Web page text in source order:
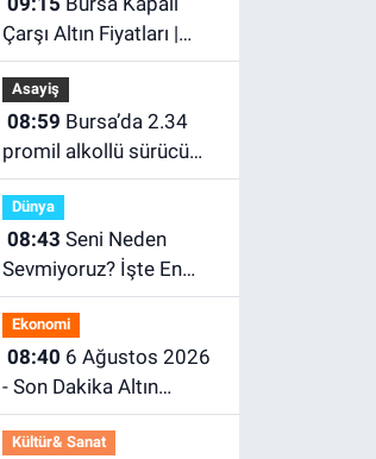
Çarşı Altın Fiyatları |
Bursa'da Çeyrek Altın,
Gram Altın, Tam Altın
Ne Kadar? En Güncel
Altın Fiyatları
Asayiş
08:59
promil alkollü sürücü
kaza yaptı: “Sanane”
diyerek karşılık verdi
Dünya
08:43
Sevmiyoruz? İşte En
Önemli Sebebi; Atom
Bombası
Ekonomi
08:40
- Son Dakika Altın
Fiyatları! Cumhuriyet,
Gram, Çeyrek Altın Ne
Kültür& Sanat